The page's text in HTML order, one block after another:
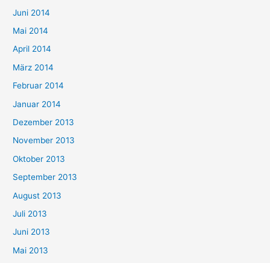
Juni 2014
Mai 2014
April 2014
März 2014
Februar 2014
Januar 2014
Dezember 2013
November 2013
Oktober 2013
September 2013
August 2013
Juli 2013
Juni 2013
Mai 2013